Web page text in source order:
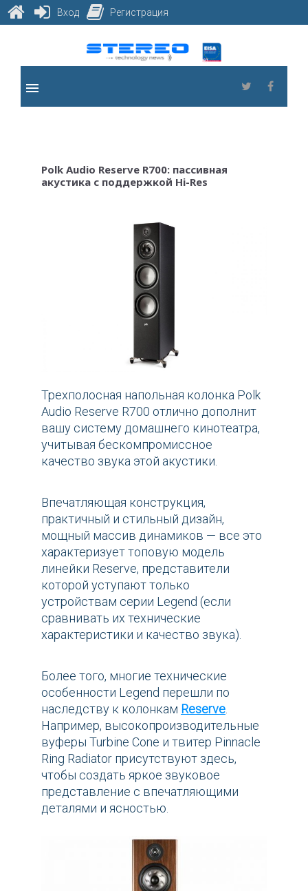
content
Twitter
menu
Polk Audio Reserve R700: пассивная
акустика с поддержкой Hi-Res
Трехполосная напольная колонка Polk
Audio Reserve R700 отлично дополнит
вашу систему домашнего кинотеатра,
учитывая бескомпромиссное
качество звука этой акустики.
Впечатляющая конструкция,
практичный и стильный дизайн,
мощный массив динамиков — все это
характеризует топовую модель
линейки Reserve, представители
которой уступают только
устройствам серии Legend (если
сравнивать их технические
характеристики и качество звука).
Более того, многие технические
особенности Legend перешли по
наследству к колонкам Reserve
Например, высокопроизводительные
вуферы Turbine Cone и твитер Pinnacle
Ring Radiator присутствуют здесь,
чтобы создать яркое звуковое
представление с впечатляющими
деталями и ясностью.
Вход Регистрация